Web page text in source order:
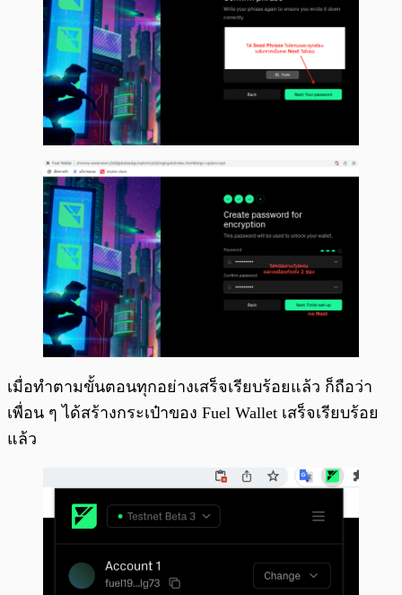
เมื่อทำตามขั้นตอนทุกอย่างเสร็จเรียบร้อยแล้ว ก็ถือว่า
เพื่อน ๆ ได้สร้างกระเป๋าของ Fuel Wallet เสร็จเรียบร้อย
แล้ว